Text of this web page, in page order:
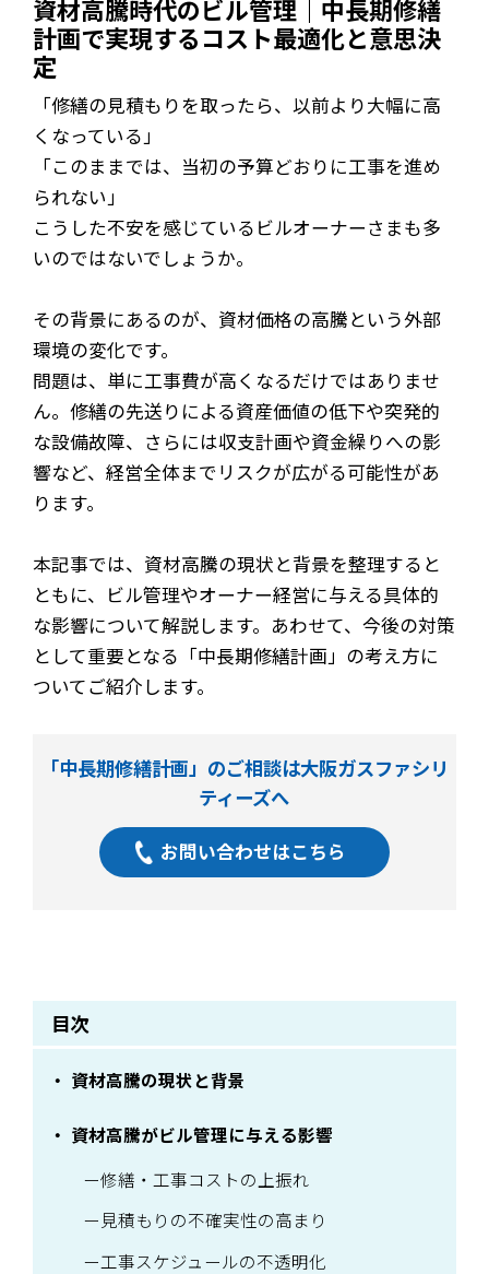
資材高騰時代のビル管理｜中長期修繕
計画で実現するコスト最適化と意思決
定
「修繕の見積もりを取ったら、以前より大幅に高
くなっている」
「このままでは、当初の予算どおりに工事を進め
られない」
こうした不安を感じているビルオーナーさまも多
いのではないでしょうか。
その背景にあるのが、資材価格の高騰という外部
環境の変化です。
問題は、単に工事費が高くなるだけではありませ
ん。修繕の先送りによる資産価値の低下や突発的
な設備故障、さらには収支計画や資金繰りへの影
響など、経営全体までリスクが広がる可能性があ
ります。
本記事では、資材高騰の現状と背景を整理すると
ともに、ビル管理やオーナー経営に与える具体的
な影響について解説します。あわせて、今後の対策
として重要となる「中長期修繕計画」の考え方に
ついてご紹介します。
「中長期修繕計画」のご相談は大阪ガスファシリ
ティーズへ
お問い合わせはこちら
目次
資材高騰の現状と背景
資材高騰がビル管理に与える影響
修繕・工事コストの上振れ
見積もりの不確実性の高まり
工事スケジュールの不透明化